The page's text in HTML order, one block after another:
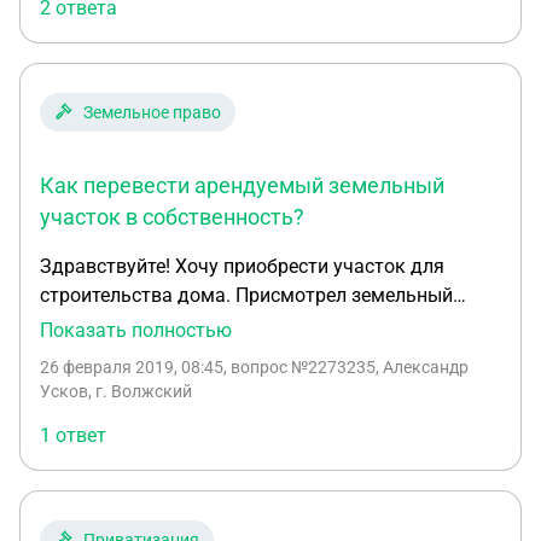
нужен. Можно ли оформить собственность и
объединить два участка без строительства? Если
все-таки придется строить, какими СНиПами
нужно руководствоваться?
2 ответа
Земельное право
Как перевести арендуемый земельный
участок в собственность?
Здравствуйте! Хочу приобрести участок для
строительства дома. Присмотрел земельный
участок в черте города, но он не в собственности а
говорит, что после постройки дома, можно
подробно, как это все происходит. За какой срок
нужно построить дом? что нужно чтобы
перевести участок в собственность? это
бесплатно или платно, сколько это стоит. Есть ли
Показать полностью
26 февраля 2019, 08:45, вопрос №2273235, Александр
Усков, г. Волжский
1 ответ